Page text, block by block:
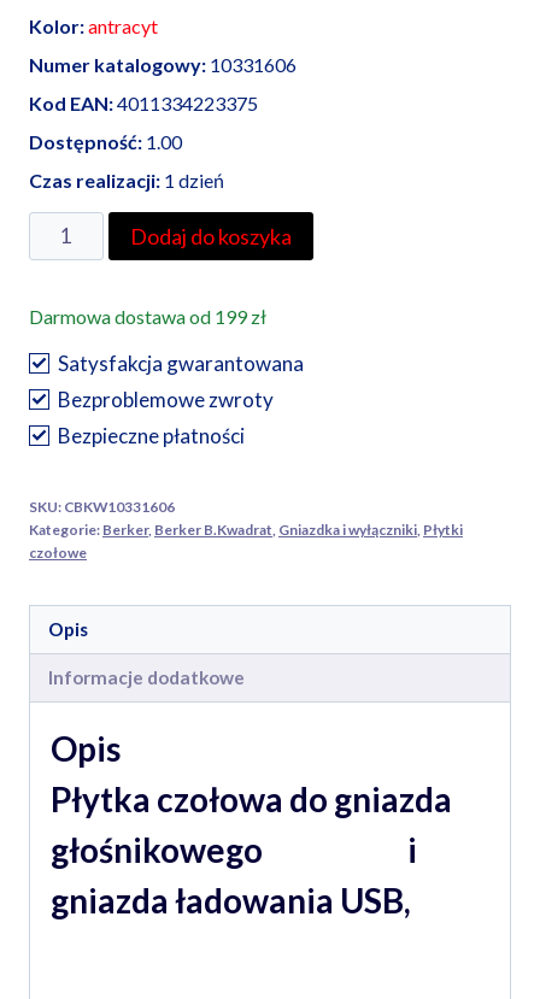
Kolor:antracyt
Numer katalogowy: 10331606
Kod EAN:4011334223375
Dostępność: 1.00
Czas realizacji: 1 dzień
ilość
Berker
Kwadrat
płytka
czołowa
do
gniazda
i
gniazda
USB
antracyt
Dodaj do koszyka
Darmowa dostawa od 199 zł
Satysfakcja gwarantowana
Bezproblemowe zwroty
Bezpieczne płatności
SKU: CBKW10331606
Kategorie: Berker, Berker B.Kwadrat Gniazdka i wyłączniki Płytki
czołowe
Opis
Informacje dodatkowe
Opis
Płytka czołowa do gniazda
głośnikowego i
gniazda ładowania USB,